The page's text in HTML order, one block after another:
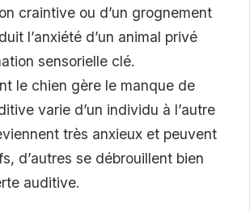
craintive ou d’un grognement
l’anxiété d’un animal privé
sensorielle clé.
le chien gère le manque de
varie d’un individu à l’autre
très anxieux et peuvent
d’autres se débrouillent bien
auditive.